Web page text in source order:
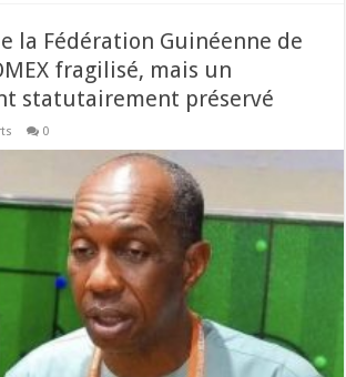
la Fédération Guinéenne de
fragilisé, mais un
statutairement préservé
0